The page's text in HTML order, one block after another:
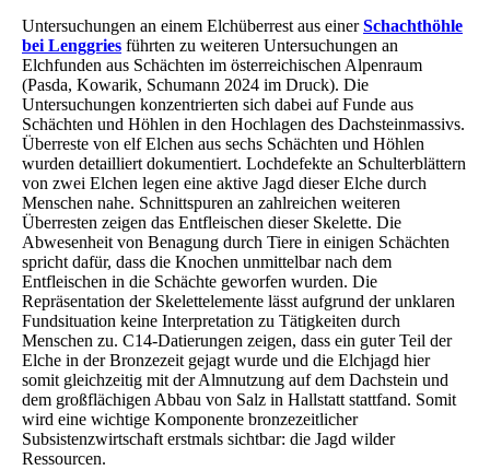
Untersuchungen an einem Elchüberrest aus einerSchachthöhle
bei Lenggries führten zu weiteren Untersuchungen an
Elchfunden aus Schächten im österreichischen Alpenraum
(Pasda, Kowarik, Schumann 2024 im Druck). Die
Untersuchungen konzentrierten sich dabei auf Funde aus
Schächten und Höhlen in den Hochlagen des Dachsteinmassivs.
Überreste von elf Elchen aus sechs Schächten und Höhlen
wurden detailliert dokumentiert. Lochdefekte an Schulterblättern
von zwei Elchen legen eine aktive Jagd dieser Elche durch
Menschen nahe. Schnittspuren an zahlreichen weiteren
Überresten zeigen das Entfleischen dieser Skelette. Die
Abwesenheit von Benagung durch Tiere in einigen Schächten
spricht dafür, dass die Knochen unmittelbar nach dem
Entfleischen in die Schächte geworfen wurden. Die
Repräsentation der Skelettelemente lässt aufgrund der unklaren
Fundsituation keine Interpretation zu Tätigkeiten durch
Menschen zu. C14-Datierungen zeigen, dass ein guter Teil der
Elche in der Bronzezeit gejagt wurde und die Elchjagd hier
somit gleichzeitig mit der Almnutzung auf dem Dachstein und
dem großflächigen Abbau von Salz in Hallstatt stattfand. Somit
wird eine wichtige Komponente bronzezeitlicher
Subsistenzwirtschaft erstmals sichtbar: die Jagd wilder
Ressourcen.